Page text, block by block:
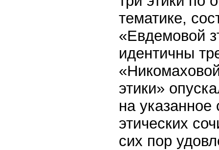
тематике,
«Евдемовой
идентичны
этики»
на
этических
сих пор